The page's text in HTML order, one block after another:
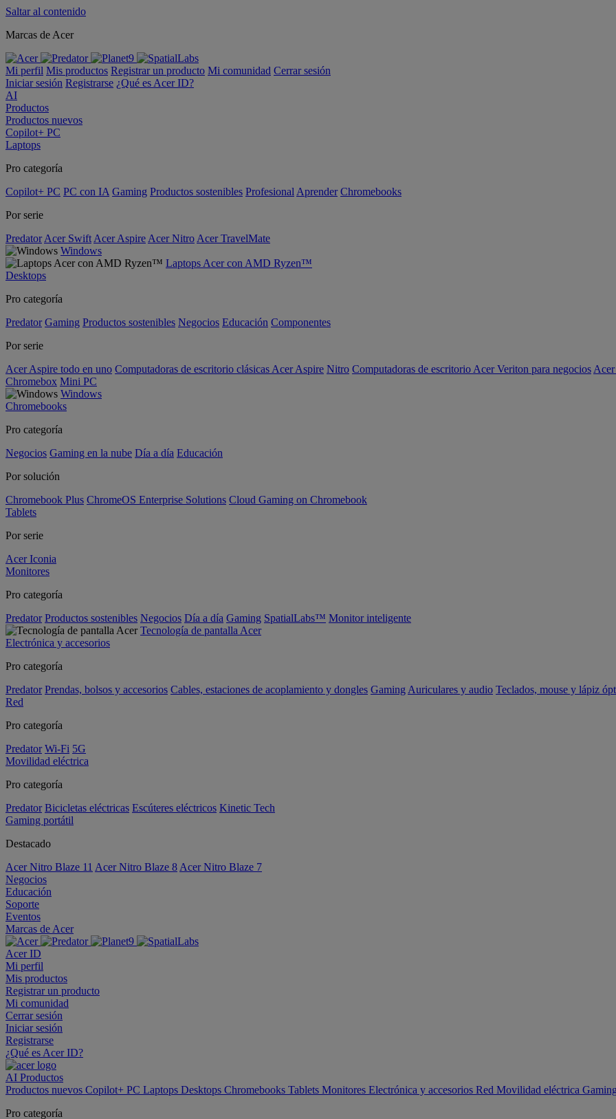
Saltar al contenido
Marcas de Acer
Mi perfil Mis productos Registrar un producto Mi comunidad Cerrar sesión
Iniciar sesión Registrarse ¿Qué es Acer ID?
AI
Productos
Productos nuevos
Copilot+ PC
Laptops
Pro categoría
Copilot+ PC PC con IA Gaming Productos sostenibles Profesional Aprender Chromebooks
Por serie
Predator Acer Swift Acer Aspire Acer Nitro Acer TravelMate
Windows
Laptops Acer con AMD Ryzen™
Desktops
Pro categoría
Predator Gaming Productos sostenibles Negocios Educación Componentes
Por serie
Acer Aspire todo en uno Computadoras de escritorio clásicas Acer Aspire Nitro Computadoras de escritorio Acer Veriton para negocios
Chromebox Mini PC
Windows
Chromebooks
Pro categoría
Negocios Gaming en la nube Día a día Educación
Por solución
Chromebook Plus ChromeOS Enterprise Solutions Cloud Gaming on Chromebook
Tablets
Por serie
Acer Iconia
Monitores
Pro categoría
Predator Productos sostenibles Negocios Día a día Gaming SpatialLabs™ Monitor inteligente
Tecnología de pantalla Acer
Electrónica y accesorios
Pro categoría
Predator Prendas, bolsos y accesorios Cables, estaciones de acoplamiento y dongles Gaming Auriculares y audio Teclados, mouse y lápiz
Red
Pro categoría
Predator Wi-Fi 5G
Movilidad eléctrica
Pro categoría
Predator Bicicletas eléctricas Escúteres eléctricos Kinetic Tech
Gaming portátil
Destacado
Acer Nitro Blaze 11 Acer Nitro Blaze 8 Acer Nitro Blaze 7
Negocios
Educación
Soporte
Eventos
Marcas de Acer
Acer ID
Mi perfil
Mis productos
Registrar un producto
Mi comunidad
Cerrar sesión
Iniciar sesión
Registrarse
¿Qué es Acer ID?
AI Productos
Productos nuevos Copilot+ PC Laptops Desktops Chromebooks Tablets Monitores Electrónica y accesorios Red Movilidad eléctrica
Pro categoría